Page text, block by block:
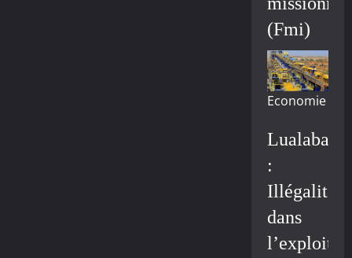
(Fmi)
Economie
Lualaba
:
Illégalité
dans